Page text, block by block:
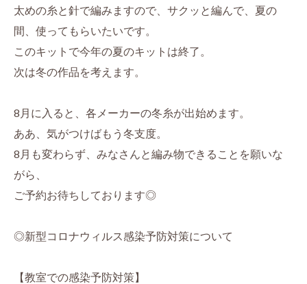
太めの糸と針で編みますので、サクッと編んで、夏の
間、使ってもらいたいです。
このキットで今年の夏のキットは終了。
次は冬の作品を考えます。
8月に入ると、各メーカーの冬糸が出始めます。
ああ、気がつけばもう冬支度。
8月も変わらず、みなさんと編み物できることを願いな
がら、
ご予約お待ちしております◎
◎新型コロナウィルス感染予防対策について
【教室での感染予防対策】